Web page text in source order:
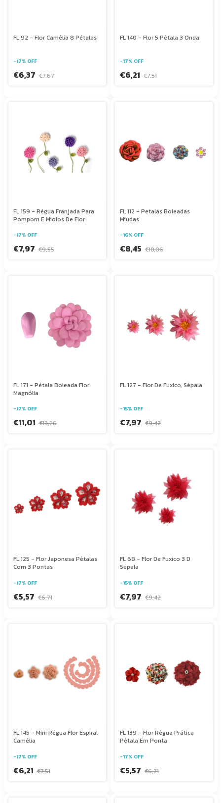
FL 92 - Flor Camélia 8 Pétalas
-17% OFF
€6,37 €7,67
FL 140 - Flor 5 Pétala 3 Onda
-17% OFF
€6,21 €7,51
FL 159 - Régua Franjada Para
Pompom E Miolos De Flor
-17% OFF
€7,97 €9,55
FL 112 - Petalas Boleadas
Miudas
-16% OFF
€8,45 €10,06
FL 171 - Pétala Boleada Flor
Magnólia
-17% OFF
€11,01 €13,26
FL 127 - Flor De Fuxico, Sépala
-15% OFF
€7,97 €9,42
FL 125 - Flor Japonesa Pétalas
Com 3 Pontas
-17% OFF
€5,57 €6,71
FL 68 - Flor De Fuxico 3 D
Sépala
-15% OFF
€7,97 €9,42
FL 145 - Mini Régua Flor Espiral
Camélia
-17% OFF
€6,21 €7,51
FL 139 - Flor Régua Prática
Pétala Em Ponta
-17% OFF
€5,57 €6,71